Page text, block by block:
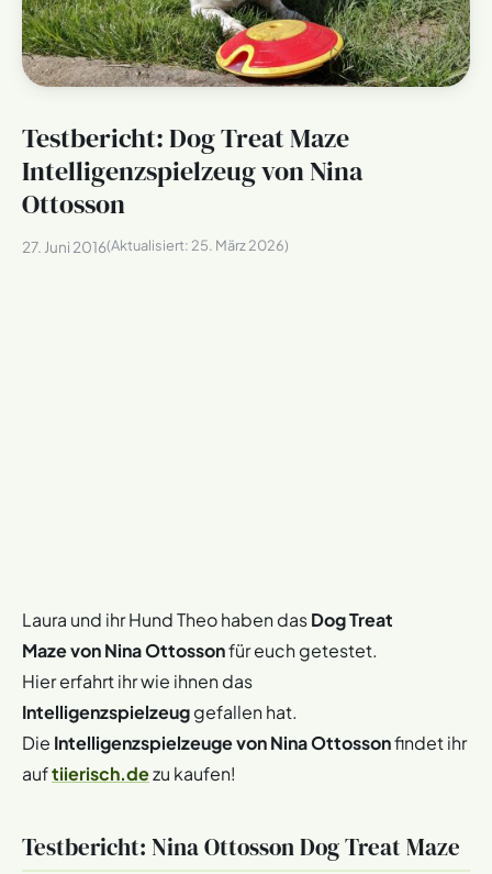
Testbericht: Dog Treat Maze
Intelligenzspielzeug von Nina
Ottosson
27. Juni 2016(Aktualisiert: 25. März 2026)
Laura und ihr Hund Theo haben dasDog Treat
Maze von Nina Ottossonfür euch getestet.
Hier erfahrt ihr wie ihnen das
Intelligenzspielzeuggefallen hat.
Die Intelligenzspielzeuge von Nina Ottossonfindet ihr
auftiierisch.dezu kaufen!
Testbericht: Nina Ottosson Dog Treat Maze